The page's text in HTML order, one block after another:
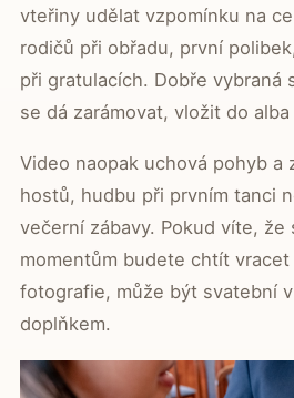
vteřiny udělat vzpomínku na
rodičů při obřadu, první
při gratulacích. Dobře vybraná
se dá zarámovat, vložit do
Video naopak uchová pohyb a
hostů, hudbu při prvním tanci
večerní zábavy. Pokud víte, že
momentům budete chtít
fotografie, může být svatební
doplňkem.